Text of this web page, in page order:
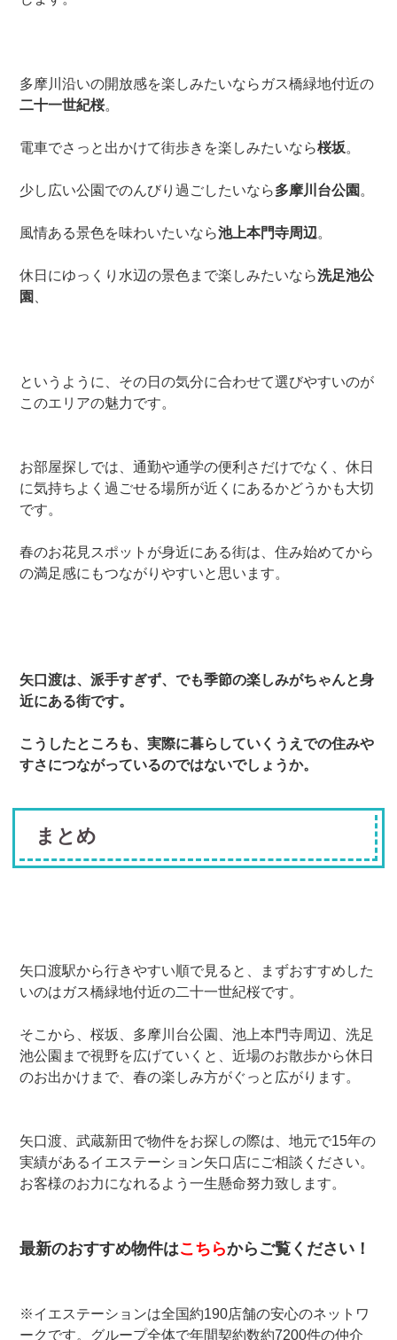
多摩川沿いの開放感を楽しみたいならガス橋緑地付近の
二十一世紀桜。
電車でさっと出かけて街歩きを楽しみたいなら桜坂。
少し広い公園でのんびり過ごしたいなら多摩川台公園 。
風情ある景色を味わいたいなら池上本門寺周辺。
休日にゆっくり水辺の景色まで楽しみたいなら洗足池公
園
というように、その日の気分に合わせて選びやすいのが
このエリアの魅力です。
お部屋探しでは、通勤や通学の便利さだけでなく、休日
に気持ちよく過ごせる場所が近くにあるかどうかも大切
です。
春のお花見スポットが身近にある街は、住み始めてから
の満足感にもつながりやすいと思います。
矢口渡は、派手すぎず、でも季節の楽しみがちゃんと身
近にある街です。
こうしたところも、実際に暮らしていくうえでの住みや
すさにつながっているのではないでしょうか。
まとめ
矢口渡駅から行きやすい順で見ると、まずおすすめした
いのはガス橋緑地付近の二十一世紀桜です。
そこから、桜坂、多摩川台公園、池上本門寺周辺、洗足
池公園まで視野を広げていくと、近場のお散歩から休日
のお出かけまで、春の楽しみ方がぐっと広がります。
矢口渡、武蔵新田で物件をお探しの際は、地元で15年の
実績があるイエステーション矢口店にご相談ください。
お客様のお力になれるよう一生懸命努力致します。
最新のおすすめ物件はこちらからご覧ください！
※イエステーションは全国約190店舗の安心のネットワ
ークです。グループ全体で年間契約数約7200件の仲介